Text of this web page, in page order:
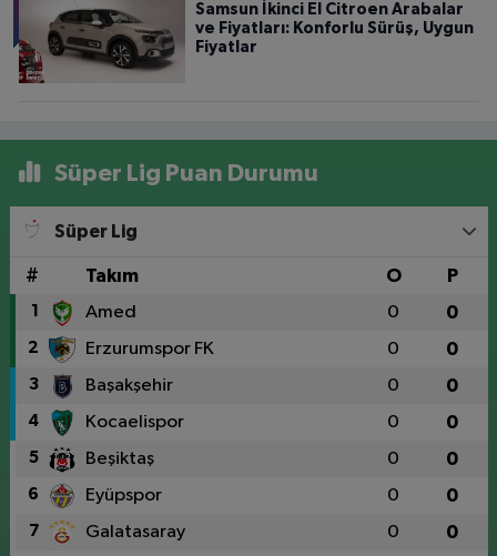
Samsun İkinci El Citroen Arabalar
ve Fiyatları: Konforlu Sürüş, Uygun
Fiyatlar
Süper Lig Puan Durumu
Süper Lig
# Takım O P
1 Amed 0 0
2 Erzurumspor FK 0 0
3 Başakşehir 0 0
4 Kocaelispor 0 0
5 Beşiktaş 0 0
6 Eyüpspor 0 0
7 Galatasaray 0 0